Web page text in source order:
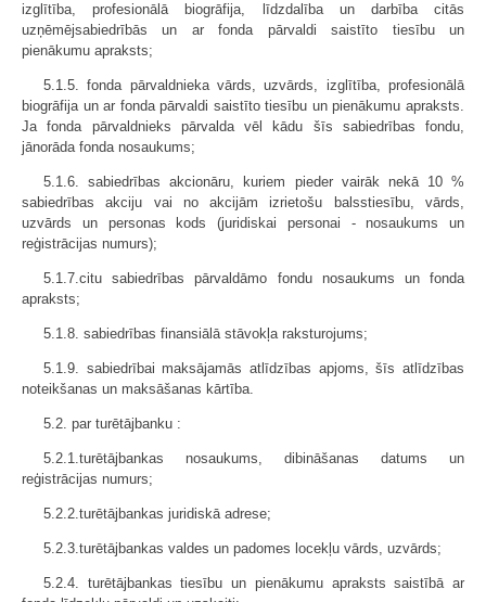
izglītība, profesionālā biogrāfija, līdzdalība un darbība citās
uzņēmējsabiedrībās un ar fonda pārvaldi saistīto tiesību un
pienākumu apraksts;
5.1.5. fonda pārvaldnieka vārds, uzvārds, izglītība, profesionālā
biogrāfija un ar fonda pārvaldi saistīto tiesību un pienākumu apraksts.
Ja fonda pārvaldnieks pārvalda vēl kādu šīs sabiedrības fondu,
jānorāda fonda nosaukums;
5.1.6. sabiedrības akcionāru, kuriem pieder vairāk nekā 10 %
sabiedrības akciju vai no akcijām izrietošu balsstiesību, vārds,
uzvārds un personas kods (juridiskai personai - nosaukums un
reģistrācijas numurs);
5.1.7.citu sabiedrības pārvaldāmo fondu nosaukums un fonda
apraksts;
5.1.8. sabiedrības finansiālā stāvokļa raksturojums;
5.1.9. sabiedrībai maksājamās atlīdzības apjoms, šīs atlīdzības
noteikšanas un maksāšanas kārtība.
5.2. par turētājbanku :
5.2.1.turētājbankas nosaukums, dibināšanas datums un
reģistrācijas numurs;
5.2.2.turētājbankas juridiskā adrese;
5.2.3.turētājbankas valdes un padomes locekļu vārds, uzvārds;
5.2.4. turētājbankas tiesību un pienākumu apraksts saistībā ar